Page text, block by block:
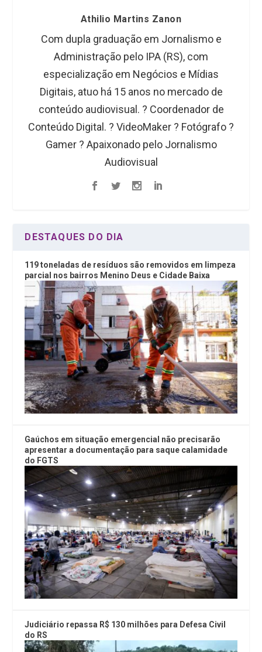
Athilio Martins Zanon
Com dupla graduação em Jornalismo e
Administração pelo IPA (RS), com
especialização em Negócios e Mídias
Digitais, atuo há 15 anos no mercado de
conteúdo audiovisual. ?️ Coordenador de
Conteúdo Digital. ? VideoMaker ? Fotógrafo ?
Gamer ? Apaixonado pelo Jornalismo
Audiovisual
DESTAQUES DO DIA
119 toneladas de resíduos são removidos em limpeza
parcial nos bairros Menino Deus e Cidade Baixa
Gaúchos em situação emergencial não precisarão
apresentar a documentação para saque calamidade
do FGTS
Judiciário repassa R$ 130 milhões para Defesa Civil
do RS